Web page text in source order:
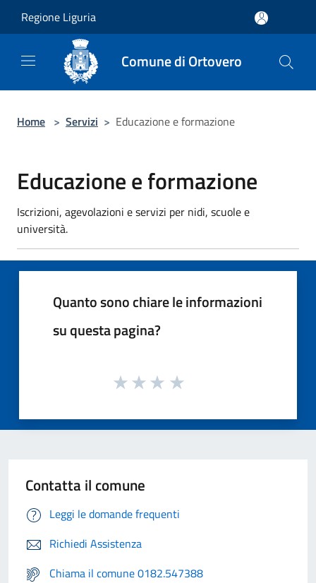
Regione Liguria
Comune di Ortovero
Home > Servizi > Educazione e formazione
Educazione e formazione
Iscrizioni, agevolazioni e servizi per nidi, scuole e
università.
Quanto sono chiare le informazioni
su questa pagina?
Contatta il comune
Leggi le domande frequenti
Richiedi Assistenza
Chiama il comune 0182.547388